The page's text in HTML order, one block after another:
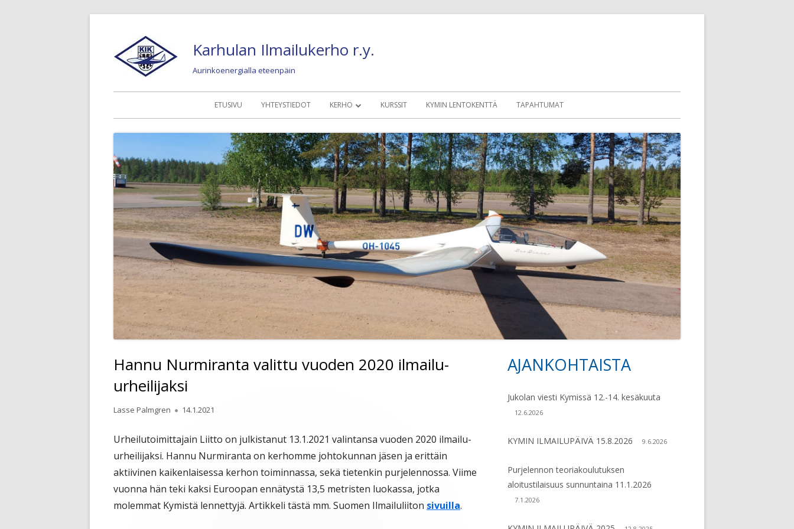
Karhulan Ilmailukerho r.y.
Aurinkoenergialla eteenpäin
valikko
ETUSIVU YHTEYSTIEDOT KERHO
KERHOLAISILLE
KALUSTO NYKYINEN LENTOKALUSTO
OLDIES BUT GOLDIES
KONEET 1945 – 1959
KONEET 1960 – 1969
KONEET 1970 – 1979
KONEET 1980 –
KUVIA JA JUTTUJA
HISTORIAA JA NOSTALGIAA
HYÖTYLINKIT
KURSSIT KYMIN LENTOKENTTÄ TAPAHTUMAT
Hannu Nurmiranta valittu vuoden 2020 ilmailu-
urheilijaksi
Kirjoittaja
Lasse Palmgren Julkaistu
14.1.2021
Urheilutoimittajain Liitto on julkistanut 13.1.2021 valintansa vuoden 2020 ilmailu-
urheilijaksi. Hannu Nurmiranta on kerhomme johtokunnan jäsen ja erittäin
aktiivinen kaikenlaisessa kerhon toiminnassa, sekä tietenkin purjelennossa. Viime
vuonna hän teki kaksi Euroopan ennätystä 13,5 metristen luokassa, jotka
molemmat Kymistä lennettyjä. Artikkeli tästä mm. Suomen Ilmailuliiton sivuilla.
Sivupalkki
AJANKOHTAISTA
Jukolan viesti Kymissä 12.-14. kesäkuuta
12.6.2026
KYMIN ILMAILUPÄIVÄ 15.8.2026 9.6.2026
Purjelennon teoriakoulutuksen
aloitustilaisuus sunnuntaina 11.1.2026
7.1.2026